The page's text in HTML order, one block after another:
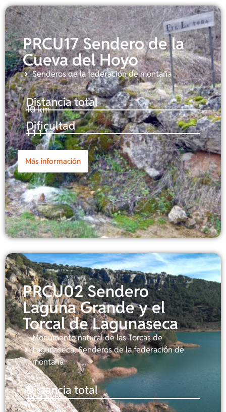
PRCU17 Sendero de la
Cueva del Hoyo
Senderos de la federación de montaña
Distancia total
10 km
Dificultad
1-1-1-1
Más información
PRCU02 Sendero
Laguna Grande y el
Torcal de Lagunaseca
Monumento natural de las Torcas de
Lagunaseca,Senderos de la federación de
montaña
Distancia total
13,02 km